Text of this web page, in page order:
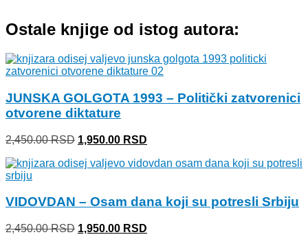
Ostale knjige od istog autora:
JUNSKA GOLGOTA 1993 – Politički zatvorenici
otvorene diktature
2,450.00RSD Originalna
je
1,950.00 RSD
je:
VIDOVDAN – Osam dana koji su potresli Srbiju
2,450.00RSD Originalna
1,950.00 RSD